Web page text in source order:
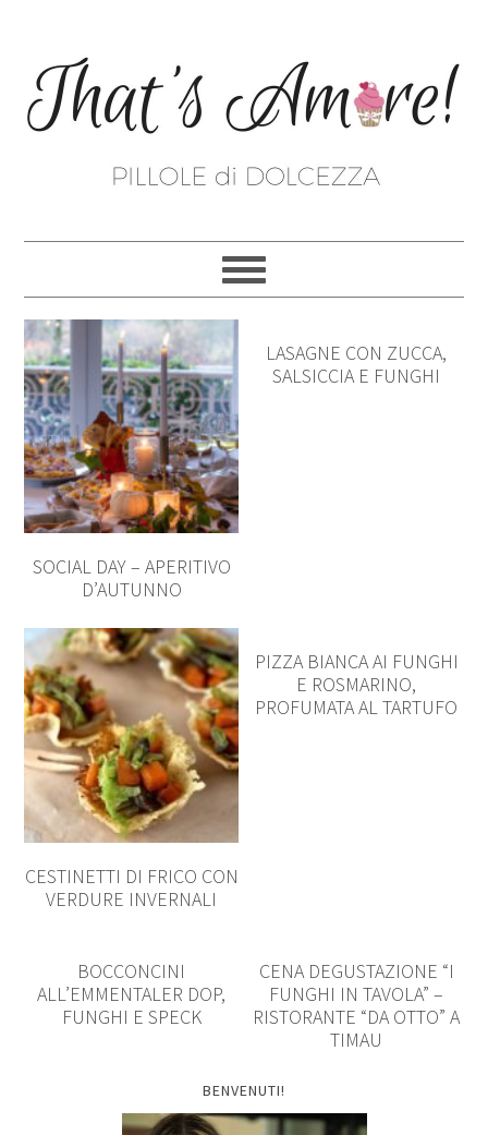
SOCIAL DAY – APERITIVO
D’AUTUNNO
LASAGNE CON ZUCCA,
SALSICCIA E FUNGHI
CESTINETTI DI FRICO CON
VERDURE INVERNALI
PIZZA BIANCA AI FUNGHI
E ROSMARINO,
PROFUMATA AL TARTUFO
BOCCONCINI
ALL’EMMENTALER DOP,
FUNGHI E SPECK
CENA DEGUSTAZIONE “I
FUNGHI IN TAVOLA” –
RISTORANTE “DA OTTO” A
TIMAU
BENVENUTI!